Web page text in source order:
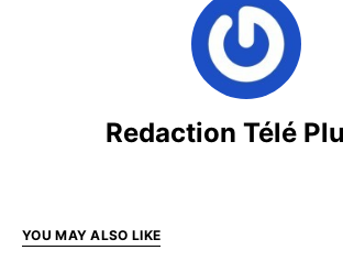
Redaction Télé
YOU MAY ALSO LIKE